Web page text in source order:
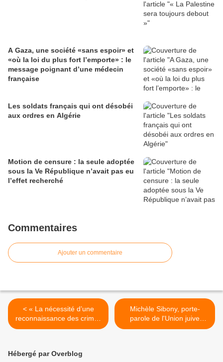
A Gaza, une société «sans espoir» et
«où la loi du plus fort l’emporte» : le
message poignant d’une médecin
française
Les soldats français qui ont désobéi
aux ordres en Algérie
Motion de censure : la seule adoptée
sous la Ve République n’avait pas eu
l’effet recherché
Commentaires
Ajouter un commentaire
< « La nécessité d’une
reconnaissance des crimes
commis en Algérie, est de
Michèle Sibony, porte-
parole de l'Union juive
française pour la paix
Hébergé par Overblog